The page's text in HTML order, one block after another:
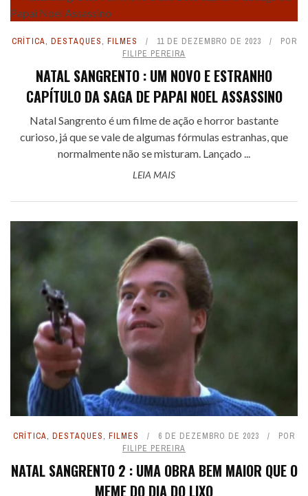
CRÍTICA, DESTAQUES, FILMES 11 DE DEZEMBRO DE 2023
POR
FILIPE PEREIRA
NATAL SANGRENTO : UM NOVO E ESTRANHO
CAPÍTULO DA SAGA DE PAPAI NOEL ASSASSINO
Natal Sangrento é um filme de ação e horror bastante
curioso, já que se vale de algumas fórmulas estranhas, que
normalmente não se misturam. Lançado ...
LEIA MAIS
CRÍTICA, DESTAQUES, FILMES 6 DE DEZEMBRO DE 2023
POR
FILIPE PEREIRA
NATAL SANGRENTO 2 : UMA OBRA BEM MAIOR QUE O
MEME DO DIA DO LIXO